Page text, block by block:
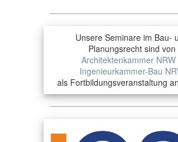
Unsere Seminare im Bau-
Planungsrecht sind von
Architektenkammer NRW
Ingenieurkammer-Bau
als Fortbildungsveranstaltung